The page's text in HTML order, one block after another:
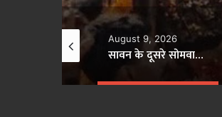
सावन के दूसरे सोमवार चांदी की पालकी में निकलेंगे बाबा महाकाल, हाथी पर होगा शाही सवारी का स्वरूप
August 9, 2026
भितरवार में बिजली समस्याओं का मौके पर समाधान, विशेष जनसेवा शिविर में मिली राहत